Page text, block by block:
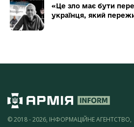
«Це зло має бути
українця, який
© 2018 - 2026, ІНФОРМАЦІЙНЕ АГЕНТСТВО,